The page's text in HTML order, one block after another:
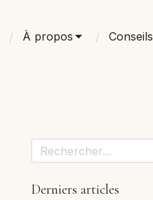
À propos Conseils
Rechercher
Derniers articles